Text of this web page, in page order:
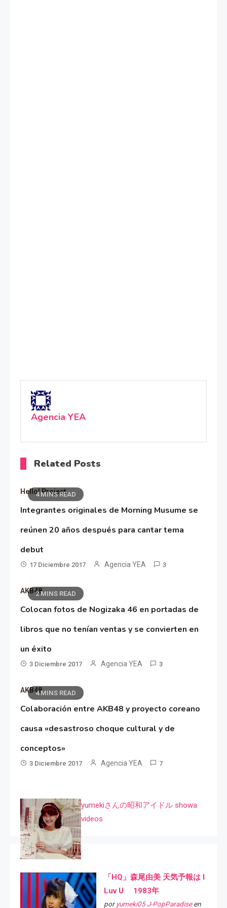
Agencia YEA
Related Posts
4 MINS READ
Hello! Project
Integrantes originales de Morning Musume se
reúnen 20 años después para cantar tema
debut
17 Diciembre 2017 Agencia YEA 3
2 MINS READ
AKB48
Colocan fotos de Nogizaka 46 en portadas de
libros que no tenían ventas y se convierten en
un éxito
3 Diciembre 2017 Agencia YEA 3
4 MINS READ
AKB48
Colaboración entre AKB48 y proyecto coreano
causa «desastroso choque cultural y de
conceptos»
3 Diciembre 2017 Agencia YEA 7
yumekiさんの昭和アイドル showa
videos
「HQ」森尾由美 天気予報は I
Luv U 1983年
por yumeki05 J-PopParadiseen